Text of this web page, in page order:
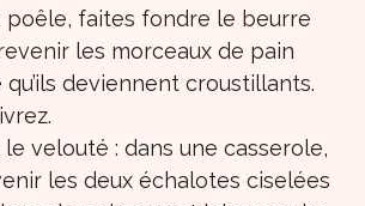
poêle, faites fondre le beurre
les morceaux de pain
qu’ils deviennent croustillants.
velouté : dans une casserole,
les deux échalotes ciselées